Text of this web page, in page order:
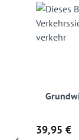
Regulärer
39,95 €